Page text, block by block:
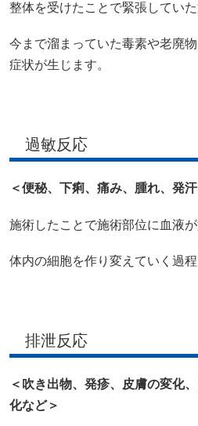
整体を受けたことで緊張していた
今まで溜まっていた毒素や老廃
症状が生じます。
過敏反応
＜便秘、下痢、痛み、腫れ、発
施術したことで施術部位に血液が
体内の細胞を作り変えていく過程
排泄反応
＜吹き出物、発疹、皮膚の変化
化など＞